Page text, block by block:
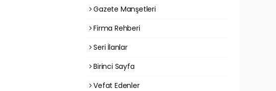
Gazete Manşetleri
Firma Rehberi
Seri İlanlar
Birinci Sayfa
Vefat Edenler